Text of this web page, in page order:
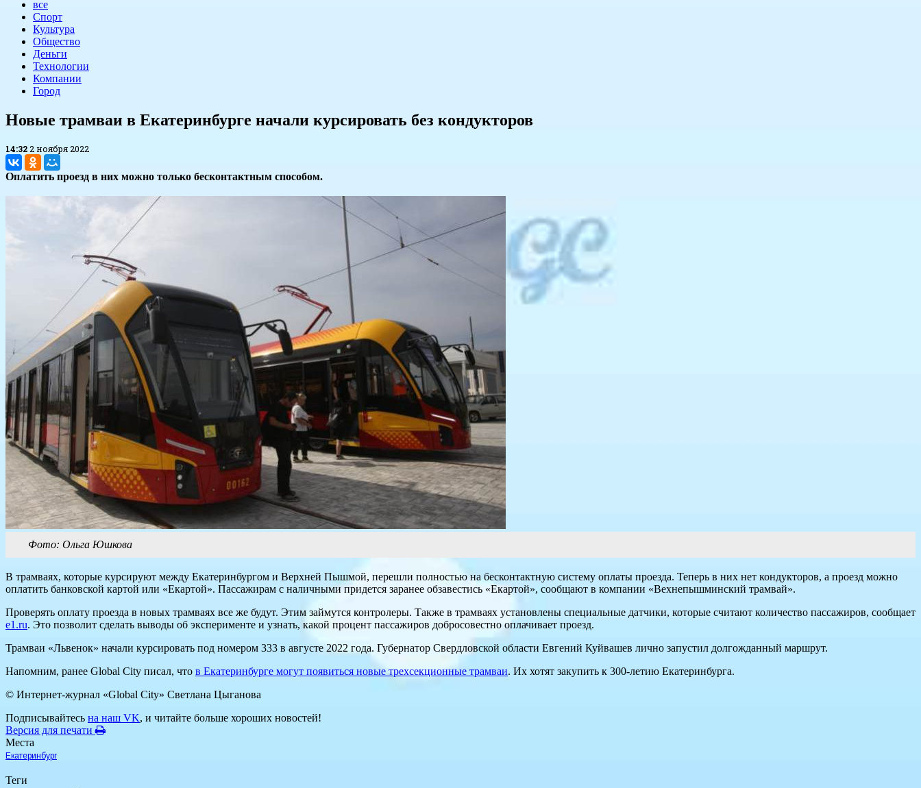
все
Спорт
Культура
Общество
Деньги
Технологии
Компании
Город
​Новые трамваи в Екатеринбурге начали курсировать без кондукторов
14:322 ноября 2022
Оплатить проезд в них можно только бесконтактным способом.
Фото: Ольга Юшкова
В трамваях, которые курсируют между Екатеринбургом и Верхней Пышмой, перешли полностью на бесконтактную систему оплаты проезда. Теперь в них нет кондукторов, а проезд можно
оплатить банковской картой или «Екартой». Пассажирам с наличными придется заранее обзавестись «Екартой», сообщают в компании «Вехнепышминский трамвай».
Проверять оплату проезда в новых трамваях все же будут. Этим займутся контролеры. Также в трамваях установлены специальные датчики, которые считают количество пассажиров, сообщает
е1.ru. Это позволит сделать выводы об эксперименте и узнать, какой процент пассажиров добросовестно оплачивает проезд.
Трамваи «Львенок» начали курсировать под номером 333 в августе 2022 года. Губернатор Свердловской области Евгений Куйвашев лично запустил долгожданный маршрут.
Напомним, ранее Global City писал, что в Екатеринбурге могут появиться новые трехсекционные трамваи. Их хотят закупить к 300-летию Екатеринбурга.
© Интернет-журнал «Global City» Светлана Цыганова
Подписывайтесь на наш VK, и читайте больше хороших новостей!
Версия для печати
Места
Екатеринбург
Теги